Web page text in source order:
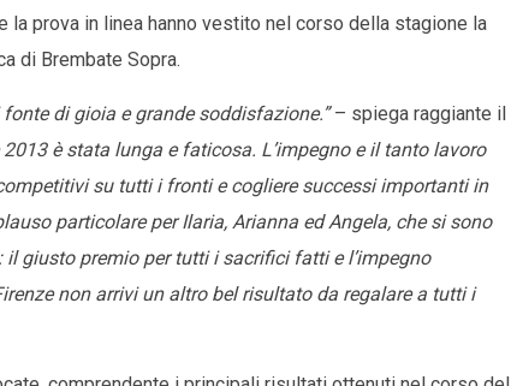
la prova in linea hanno vestito nel corso della stagione la
di Brembate Sopra.
di gioia e grande soddisfazione.”– spiega raggiante il
2013 è stata lunga e faticosa. L’impegno e il tanto lavoro
su tutti i fronti e cogliere successi importanti in
particolare per Ilaria, Arianna ed Angela, che si sono
giusto premio per tutti i sacrifici fatti e l’impegno
non arrivi un altro bel risultato da regalare a tutti i